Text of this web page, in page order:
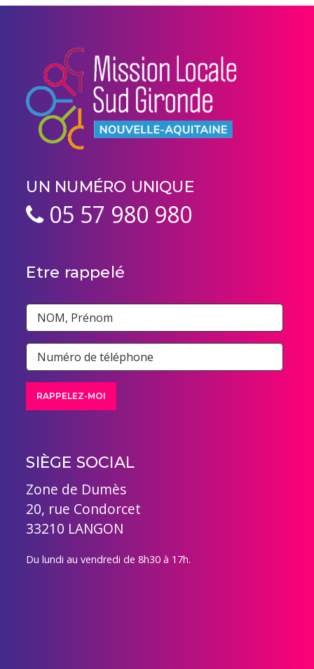
UN NUMÉRO UNIQUE
05 57 980 980
Etre rappelé
SIÈGE SOCIAL
Zone de Dumès
20, rue Condorcet
33210 LANGON
Du lundi au vendredi de 8h30 à 17h.